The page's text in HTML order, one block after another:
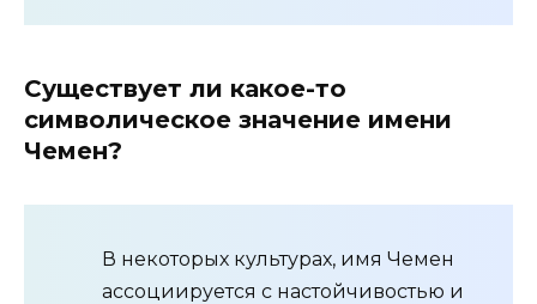
Существует ли какое-то
символическое значение имени
Чемен?
В некоторых культурах, имя Чемен
ассоциируется с настойчивостью и